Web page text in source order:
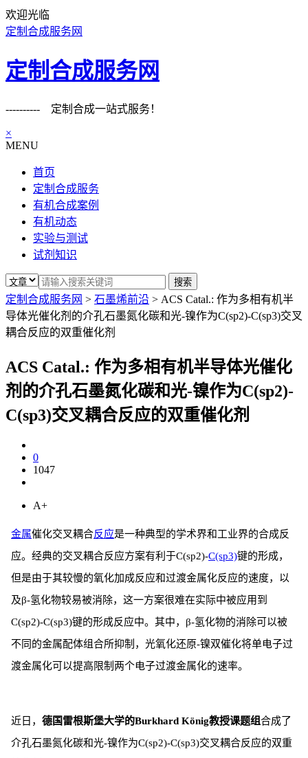
欢迎光临
定制合成服务网
定制合成服务网
---------- 定制合成一站式服务！
×
MENU
首页
定制合成服务
有机合成案例
有机动态
实验与测试
试剂知识
定制合成服务网 > 石墨烯前沿 > ACS Catal.: 作为多相有机半
导体光催化剂的介孔石墨氮化碳和光-镍作为C(sp2)-C(sp3)交叉
耦合反应的双重催化剂
ACS Catal.: 作为多相有机半导体光催化
剂的介孔石墨氮化碳和光-镍作为C(sp2)-
C(sp3)交叉耦合反应的双重催化剂
0
1047
A+
金属催化交叉耦合反应是一种典型的学术界和工业界的合成反
应。经典的交叉耦合反应方案有利于C(sp2)-C(sp3)键的形成，
但是由于其较慢的氧化加成反应和过渡金属化反应的速度，以
及β-氢化物较易被消除，这一方案很难在实际中被应用到
C(sp2)-C(sp3)键的形成反应中。其中，β-氢化物的消除可以被
不同的金属配体组合所抑制，光氧化还原-镍双催化将单电子过
渡金属化可以提高限制两个电子过渡金属化的速率。
近日， 德国雷根斯堡大学的Burkhard König教授课题组合成了
介孔石墨氮化碳和光-镍作为C(sp2)-C(sp3)交叉耦合反应的双重